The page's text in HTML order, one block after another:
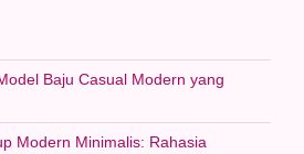
Baju Casual Modern yang
Modern Minimalis: Rahasia